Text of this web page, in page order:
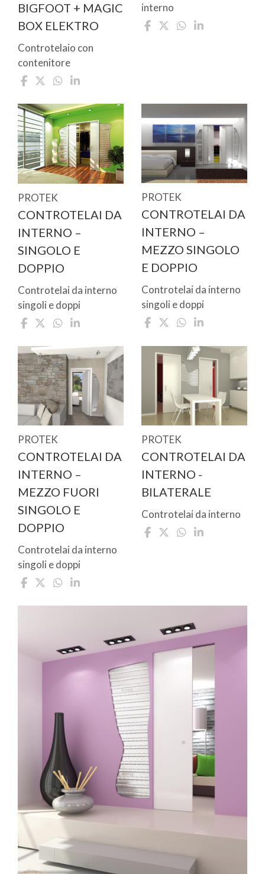
BIGFOOT + MAGIC
BOX ELEKTRO
Controtelaio con
contenitore
interno
PROTEK
CONTROTELAI DA
INTERNO –
SINGOLO E
DOPPIO
Controtelai da interno
singoli e doppi
PROTEK
CONTROTELAI DA
INTERNO –
MEZZO SINGOLO
E DOPPIO
Controtelai da interno
singoli e doppi
PROTEK
CONTROTELAI DA
INTERNO –
MEZZO FUORI
SINGOLO E
DOPPIO
Controtelai da interno
singoli e doppi
PROTEK
CONTROTELAI DA
INTERNO -
BILATERALE
Controtelai da interno